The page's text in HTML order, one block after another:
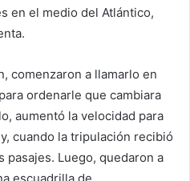
en el medio del Atlántico,
comenzaron a llamarlo en
ordenarle que cambiara
aumentó la velocidad para
cuando la tripulación recibió
pasajes. Luego, quedaron a
escuadrilla de